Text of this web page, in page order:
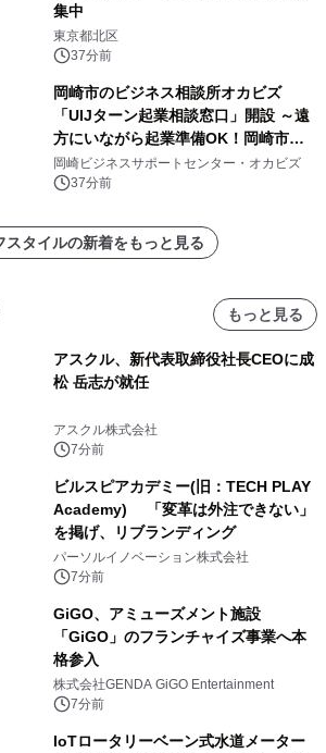
集中
東京都北区
37分前
岡崎市のビジネス相談所オカビズ
「UIJターン起業相談窓口」開設 ～遠
方にいながら起業準備OK！岡崎市を
挑戦者があつまるまちに～
岡崎ビジネスサポートセンター・オカビズ
37分前
スタイルの新着をもっと見る
もっと見る
アスクル、新代表取締役社長CEOに成
松 岳志が就任
アスクル株式会社
7分前
ビルスピアカデミー(旧：TECH PLAY
Academy) 「変革は外注できない」
を掲げ、リブランディング
パーソルイノベーション株式会社
7分前
GiGO、アミューズメント施設
「GiGO」のフランチャイズ事業へ本
格参入
株式会社GENDA GiGO Entertainment
7分前
IoTロータリーベーン式水道メーター